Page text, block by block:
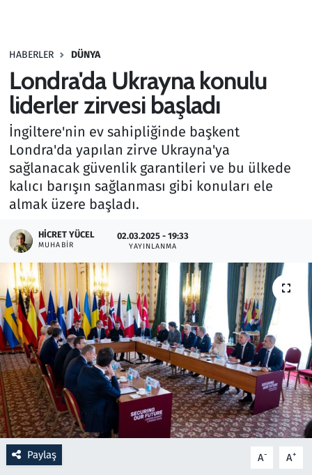
HABERLER DÜNYA
Londra'da Ukrayna konulu
liderler zirvesi başladı
İngiltere'nin ev sahipliğinde başkent
Londra'da yapılan zirve Ukrayna'ya
sağlanacak güvenlik garantileri ve bu ülkede
kalıcı barışın sağlanması gibi konuları ele
almak üzere başladı.
HICRET YÜCEL
MUHABIR
02.03.2025 - 19:33
YAYINLANMA
Paylaş A- A+
Haber
Kültür Sanat
Kurumsal Haberler
Lezzet Durağı
Memur ve Kamu
Otomobil
Oyun
Ramazan
Resmi İlanlar
Rüya Tabirleri
Sağlık
Savunma Sanayi